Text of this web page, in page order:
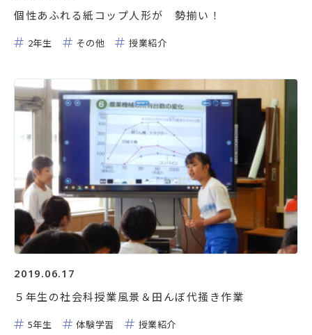
個性あふれる紙コップ人形が 勢揃い！
2年生 その他 授業紹介
2019.06.17
５年生の社会科授業風景＆田んぼ代掻き作業
5年生 体験学習 授業紹介